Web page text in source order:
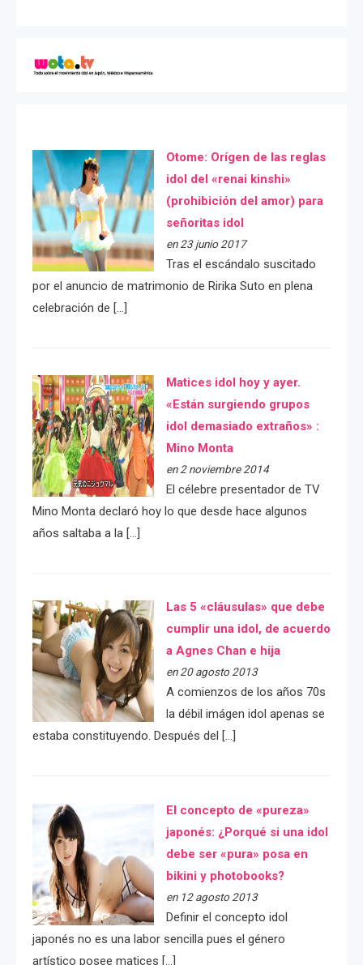
Otome: Orígen de las reglas
idol del «renai kinshi»
(prohibición del amor) para
señoritas idol
en 23 junio 2017
Tras el escándalo suscitado
por el anuncio de matrimonio de Ririka Suto en plena
celebración de […]
Matices idol hoy y ayer.
«Están surgiendo grupos
idol demasiado extraños» :
Mino Monta
en 2 noviembre 2014
El célebre presentador de TV
Mino Monta declaró hoy lo que desde hace algunos
años saltaba a la […]
Las 5 «cláusulas» que debe
cumplir una idol, de acuerdo
a Agnes Chan e hija
en 20 agosto 2013
A comienzos de los años 70s
la débil imágen idol apenas se
estaba constituyendo. Después del […]
El concepto de «pureza»
japonés: ¿Porqué si una idol
debe ser «pura» posa en
bikini y photobooks?
en 12 agosto 2013
Definir el concepto idol
japonés no es una labor sencilla pues el género
artístico posee matices […]